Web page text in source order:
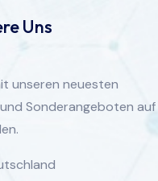
Uns
unseren neuesten
Sonderangeboten auf